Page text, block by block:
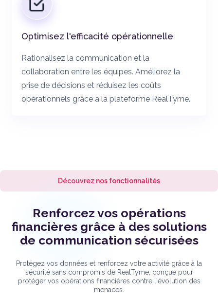
Optimisez l'efficacité opérationnelle
Rationalisez la communication et la
collaboration entre les équipes. Améliorez la
prise de décisions et réduisez les coûts
opérationnels grâce à la plateforme RealTyme.
Découvrez nos fonctionnalités
Renforcez vos opérations
financières grâce à des solutions
de communication sécurisées
Protégez vos données et renforcez votre activité grâce à la
sécurité sans compromis de RealTyme, conçue pour
protéger vos opérations financières contre l'évolution des
menaces.